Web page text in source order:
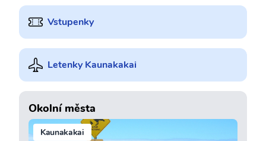
Vstupenky
Letenky Kaunakakai
Okolní města
Kaunakakai